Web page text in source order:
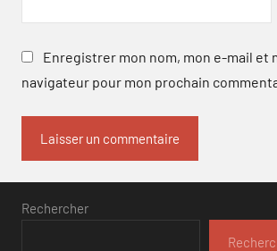
Enregistrer mon nom, mon e-mail et
navigateur pour mon prochain
Rechercher